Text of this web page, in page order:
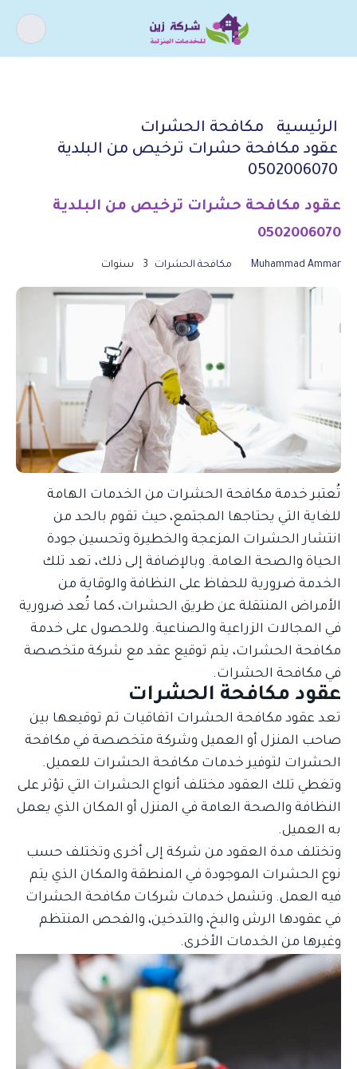
الرئيسية
مكافحة الحشرات
عقود مكافحة حشرات ترخيص من البلدية
0502006070
عقود مكافحة حشرات ترخيص من البلدية
0502006070
Muhammad Ammar مكافحة الحشرات 3 سنوات
تُعتبر خدمة مكافحة الحشرات من الخدمات الهامة
للغاية التي يحتاجها المجتمع، حيث تقوم بالحد من
انتشار الحشرات المزعجة والخطيرة وتحسين جودة
الحياة والصحة العامة. وبالإضافة إلى ذلك، تعد تلك
الخدمة ضرورية للحفاظ على النظافة والوقاية من
الأمراض المنتقلة عن طريق الحشرات، كما تُعد ضرورية
في المجالات الزراعية والصناعية. وللحصول على خدمة
مكافحة الحشرات، يتم توقيع عقد مع شركة متخصصة
في مكافحة الحشرات.
عقود مكافحة الحشرات
تعد عقود مكافحة الحشرات اتفاقيات تم توقيعها بين
صاحب المنزل أو العميل وشركة متخصصة في مكافحة
الحشرات لتوفير خدمات مكافحة الحشرات للعميل.
وتغطي تلك العقود مختلف أنواع الحشرات التي تؤثر على
النظافة والصحة العامة في المنزل أو المكان الذي يعمل
به العميل.
وتختلف مدة العقود من شركة إلى أخرى وتختلف حسب
نوع الحشرات الموجودة في المنطقة والمكان الذي يتم
فيه العمل. وتشمل خدمات شركات مكافحة الحشرات
في عقودها الرش والبخ، والتدخين، والفحص المنتظم
وغيرها من الخدمات الأخرى.
كيف يمكننى مساعدتك ؟
اذا كنت تبحث عن افضل شركة خدمات
منزلية و عروض شركات التنظيف فقد
وصلت الى المكان الصحيح.
المياه
خدمات الأثاث خدمات التنظيف
خدمات العزل
خدمة شحن السيارات كشف تسربات المياه
مكافحة الحشرات